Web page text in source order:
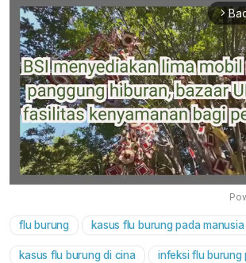
arrow_forward_ios
flu burung kasus flu burung pada manusia
kasus flu burung di cina infeksi flu burung